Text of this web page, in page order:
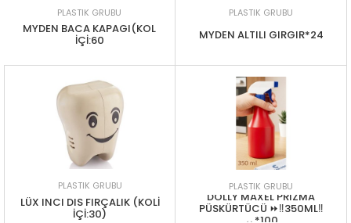
PLASTIK GRUBU
MYDEN BACA KAPAGI(KOL
İÇİ:60
PLASTIK GRUBU
MYDEN ALTILI GIRGIR*24
PLASTIK GRUBU
LÜX INCI DIS FIRÇALIK (KOLİ
İÇİ:30)
PLASTIK GRUBU
DOLLY MAXEL PRIZMA
PÜSKÜRTÜCÜ ⏩‼️350ML‼️
↔️*100